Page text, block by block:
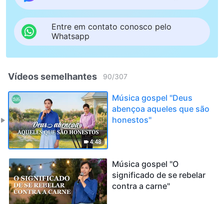
Entre em contato conosco pelo
Whatsapp
Vídeos semelhantes 90/307
4:48
Música gospel "Deus
abençoa aqueles que são
honestos"
Música gospel "O
significado de se rebelar
contra a carne"